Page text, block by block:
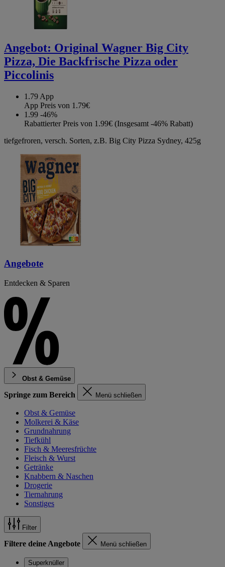
Angebot: Original Wagner Big City
Pizza, Die Backfrische Pizza oder
Piccolinis
1.79 App
App Preis von 1.79€
1.99 -46%
Rabattierter Preis von 1.99€ (Insgesamt -46% Rabatt)
tiefgefroren, versch. Sorten, z.B. Big City Pizza Sydney, 425g
Angebote
Entdecken & Sparen
Obst & Gemüse
Springe zum Bereich Menü schließen
Obst & Gemüse
Molkerei & Käse
Grundnahrung
Tiefkühl
Fisch & Meeresfrüchte
Fleisch & Wurst
Getränke
Knabbern & Naschen
Drogerie
Tiernahrung
Sonstiges
Filter
Filtere deine Angebote Menü schließen
Superknüller